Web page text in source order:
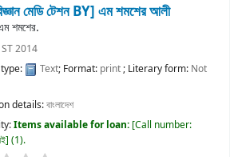
মেডি টেশনBY] এম শমশের আলী
শমশের.
2014
Text; Format: print; Literary form: Not
details:বাংলাদেশ
Items available for loan: Call number:
(1).